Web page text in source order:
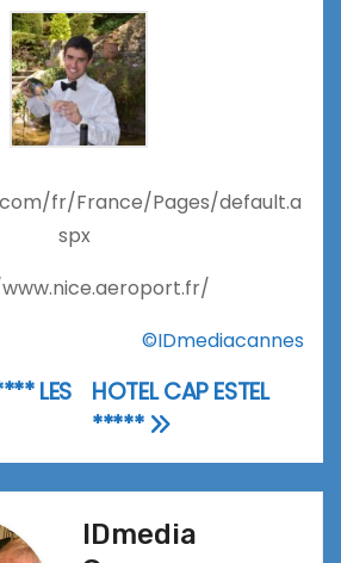
fr/France/Pages/default.a
spx
©IDmediacannes
HOTEL CAP ESTEL
*****
LES
IDmedia